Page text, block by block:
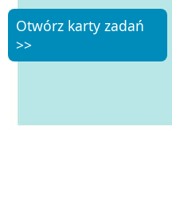
Otwórz karty zadań
>>